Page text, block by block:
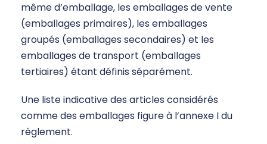
même d’emballage, les emballages de vente
(emballages primaires), les emballages
groupés (emballages secondaires) et les
emballages de transport (emballages
tertiaires) étant définis séparément.
Une liste indicative des articles considérés
comme des emballages figure à l’annexe I du
règlement.